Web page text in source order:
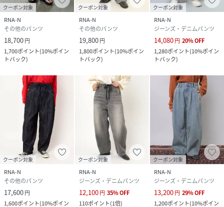
クーポン対象
RNA-N
その他のパンツ
18,700円
1,700ポイント(10%ポイン
トバック)
クーポン対象
RNA-N
その他のパンツ
19,800円
1,800ポイント(10%ポイン
トバック)
クーポン対象
RNA-N
ジーンズ・デニムパンツ
14,080円 20%OFF
1,280ポイント(10%ポイン
トバック)
クーポン対象
RNA-N
その他のパンツ
17,600円
1,600ポイント(10%ポイン
クーポン対象
RNA-N
ジーンズ・デニムパンツ
12,100円 35%OFF
110ポイント(1倍)
クーポン対象
RNA-N
ジーンズ・デニムパンツ
13,200円 29%OFF
1,200ポイント(10%ポイン